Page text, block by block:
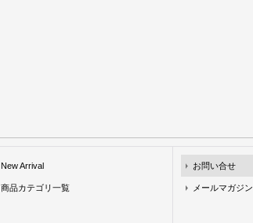
New Arrival
商品カテゴリ一覧
お問い合せ
メールマガジン